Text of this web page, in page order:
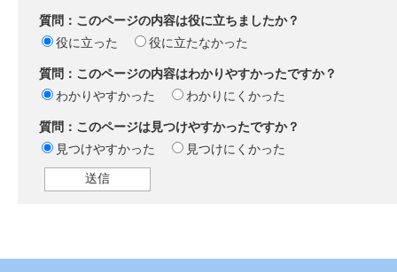
質問：このページの内容は役に立ちましたか？
役に立った
役に立たなかった
質問：このページの内容はわかりやすかったですか？
わかりやすかった
わかりにくかった
質問：このページは見つけやすかったですか？
見つけやすかった
見つけにくかった